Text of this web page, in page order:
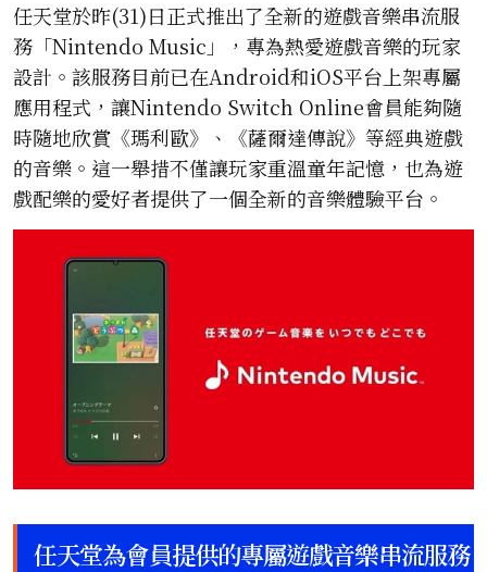
任天堂於昨(31)日正式推出了全新的遊戲音樂串流服
務「Nintendo Music」，專為熱愛遊戲音樂的玩家
設計。該服務目前已在Android和iOS平台上架專屬
應用程式，讓Nintendo Switch Online會員能夠隨
時隨地欣賞《瑪利歐》、《薩爾達傳說》等經典遊戲
的音樂。這一舉措不僅讓玩家重溫童年記憶，也為遊
戲配樂的愛好者提供了一個全新的音樂體驗平台。
任天堂為會員提供的專屬遊戲音樂串流服務